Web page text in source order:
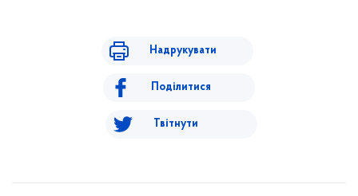
Надрукувати
Поділитися
Твітнути